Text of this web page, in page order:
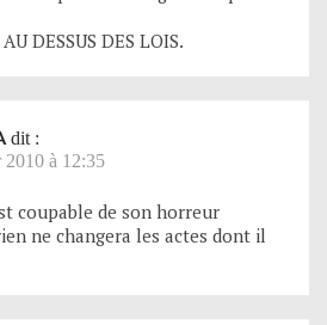
DESSUS DES LOIS.
dit :
2010 à 12:35
coupable de son horreur
ne changera les actes dont il